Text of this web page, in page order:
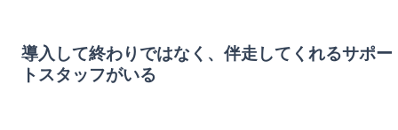
導入して終わりではなく、伴走してくれるサポー
トスタッフがいる